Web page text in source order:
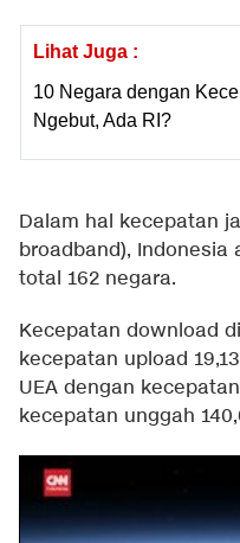
Lihat Juga :
10 Negara dengan
Ngebut, Ada RI?
Dalam hal kecepatan
broadband), Indonesia
total 162 negara.
Kecepatan download
kecepatan upload
UEA dengan
kecepatan unggah